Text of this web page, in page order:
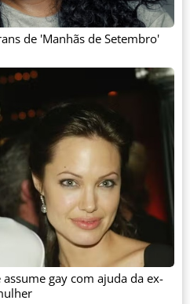
de 'Manhãs de Setembro'
gay com ajuda da ex-